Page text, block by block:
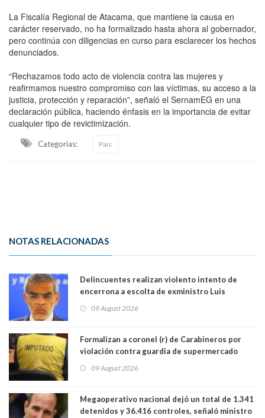
La Fiscalía Regional de Atacama, que mantiene la causa en
carácter reservado, no ha formalizado hasta ahora al gobernador,
pero continúa con diligencias en curso para esclarecer los hechos
denunciados.
“Rechazamos todo acto de violencia contra las mujeres y
reafirmamos nuestro compromiso con las víctimas, su acceso a la
justicia, protección y reparación”, señaló el SernamEG en una
declaración pública, haciendo énfasis en la importancia de evitar
cualquier tipo de revictimización.
Categorias: País
NOTAS RELACIONADAS
Delincuentes realizan violento intento de
encerrona a escolta de exministro Luis
Lo Espejo
09 August 2026
Formalizan a coronel (r) de Carabineros por
violación contra guardia de supermercado
09 August 2026
Megaoperativo nacional dejó un total de 1.341
detenidos y 36.416 controles, señaló ministro